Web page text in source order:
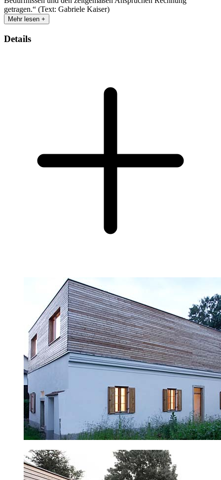
getragen.“ (Text: Gabriele Kaiser)
Mehr lesen +
Details